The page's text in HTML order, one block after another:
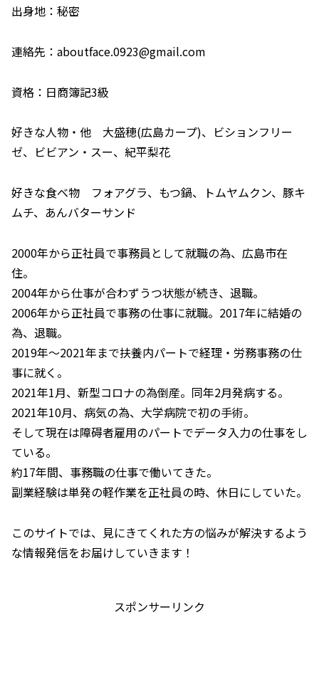
出身地：秘密
連絡先：aboutface.0923@gmail.com
資格：日商簿記3級
好きな人物・他 大盛穂(広島カープ)、ビションフリー
ゼ、ビビアン・スー、紀平梨花
好きな食べ物 フォアグラ、もつ鍋、トムヤムクン、豚キ
ムチ、あんバターサンド
2000年から正社員で事務員として就職の為、広島市在
住。
2004年から仕事が合わずうつ状態が続き、退職。
2006年から正社員で事務の仕事に就職。2017年に結婚の
為、退職。
2019年～2021年まで扶養内パートで経理・労務事務の仕
事に就く。
2021年1月、新型コロナの為倒産。同年2月発病する。
2021年10月、病気の為、大学病院で初の手術。
そして現在は障碍者雇用のパートでデータ入力の仕事をし
ている。
約17年間、事務職の仕事で働いてきた。
副業経験は単発の軽作業を正社員の時、休日にしていた。
このサイトでは、見にきてくれた方の悩みが解決するよう
な情報発信をお届けしていきます！
スポンサーリンク